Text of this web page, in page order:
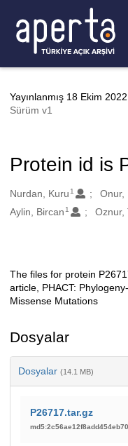
Yayınlanmış 18 Ekim 2022
Sürüm v1
Protein id is
Oluşturanlar
Nurdan, Kuru 1 Onur,
Aylin, Bircan 1 Oznur,
Açıklama
The files for protein
article, PHACT:
Missense Mutations
Dosyalar
Dosyalar (14.1 MB)
P26717.tar.gz